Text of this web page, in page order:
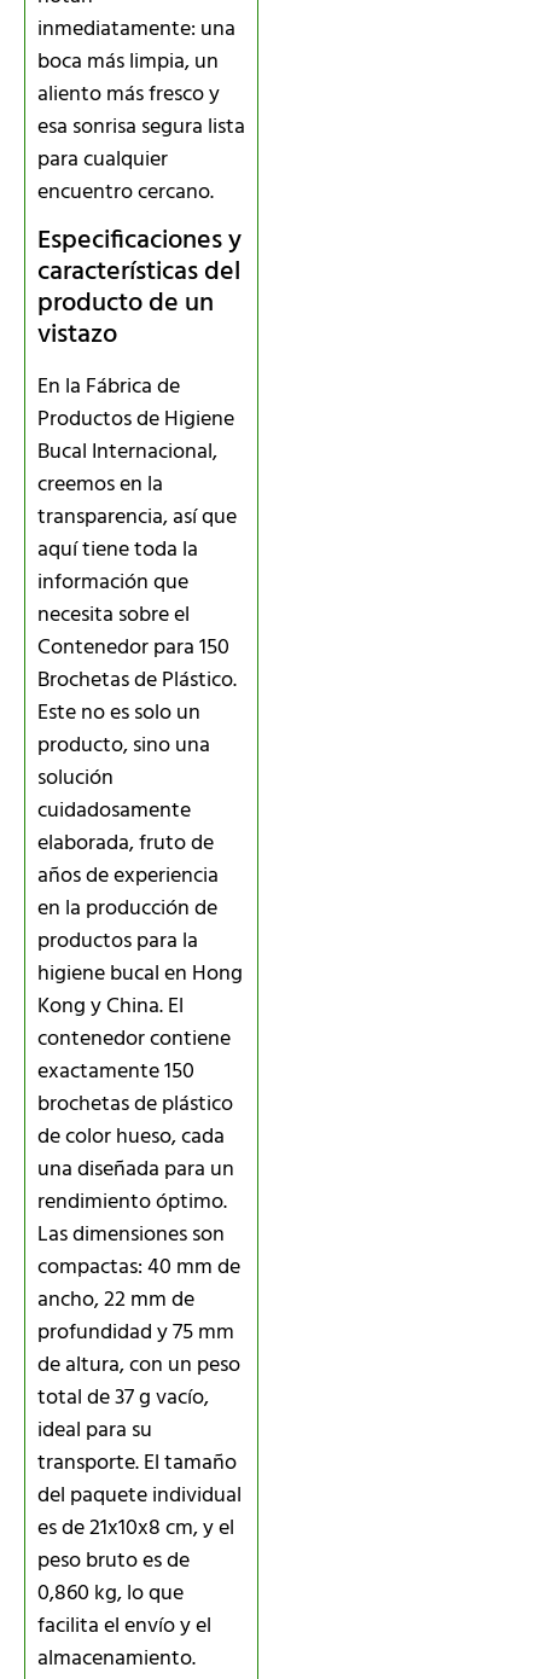
inmediatamente: una
boca más limpia, un
aliento más fresco y
esa sonrisa segura lista
para cualquier
encuentro cercano.
Especificaciones y
características del
producto de un
vistazo
En la Fábrica de
Productos de Higiene
Bucal Internacional,
creemos en la
transparencia, así que
aquí tiene toda la
información que
necesita sobre el
Contenedor para 150
Brochetas de Plástico.
Este no es solo un
producto, sino una
solución
cuidadosamente
elaborada, fruto de
años de experiencia
en la producción de
productos para la
higiene bucal en Hong
Kong y China. El
contenedor contiene
exactamente 150
brochetas de plástico
de color hueso, cada
una diseñada para un
rendimiento óptimo.
Las dimensiones son
compactas: 40 mm de
ancho, 22 mm de
profundidad y 75 mm
de altura, con un peso
total de 37 g vacío,
ideal para su
transporte. El tamaño
del paquete individual
es de 21x10x8 cm, y el
peso bruto es de
0,860 kg, lo que
facilita el envío y el
almacenamiento.